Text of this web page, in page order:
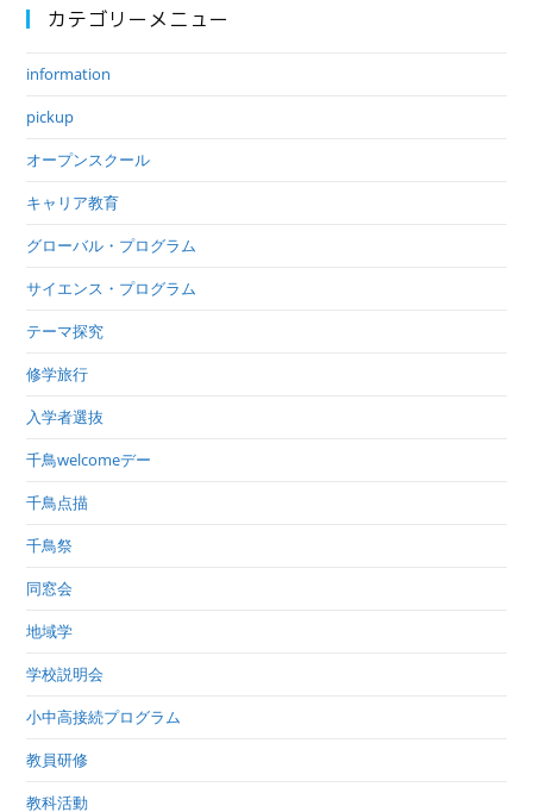
カテゴリーメニュー
information
pickup
オープンスクール
キャリア教育
グローバル・プログラム
サイエンス・プログラム
テーマ探究
修学旅行
入学者選抜
千鳥welcomeデー
千鳥点描
千鳥祭
同窓会
地域学
学校説明会
小中高接続プログラム
教員研修
教科活動